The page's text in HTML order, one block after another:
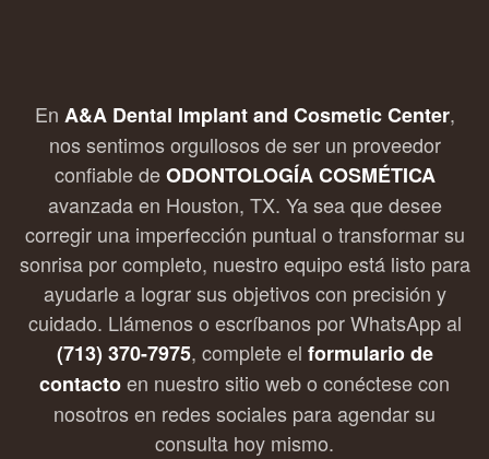
En A&A Dental Implant and Cosmetic Center,
nos sentimos orgullosos de ser un proveedor
confiable deODONTOLOGÍA COSMÉTICA
avanzada en Houston, TX. Ya sea que desee
corregir una imperfección puntual o transformar su
sonrisa por completo, nuestro equipo está listo para
ayudarle a lograr sus objetivos con precisión y
cuidado. Llámenos o escríbanos por WhatsApp al
(713) 370-7975, complete el formulario de
contactoen nuestro sitio web o conéctese con
nosotros en redes sociales para agendar su
consulta hoy mismo.